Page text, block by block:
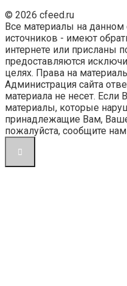
© 2026 cfeed.ru
Все материалы на данном
источников - имеют
интернете или присланы
предоставляются
целях. Права на
Администрация сайта
материала не несет.
материалы, которые
принадлежащие Вам,
пожалуйста, сообщите